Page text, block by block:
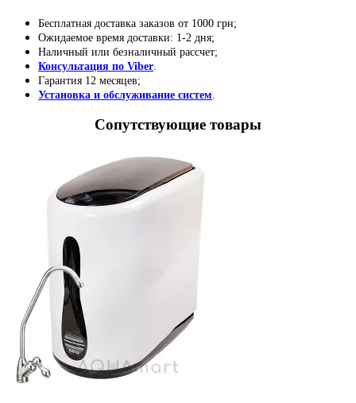
Бесплатная доставка заказов от 1000 грн;
Ожидаемое время доставки: 1-2 дня;
Наличный или безналичный рассчет;
Консультация по Viber
Гарантия 12 месяцев;
Установка и обслуживание систем
Сопутствующие товары